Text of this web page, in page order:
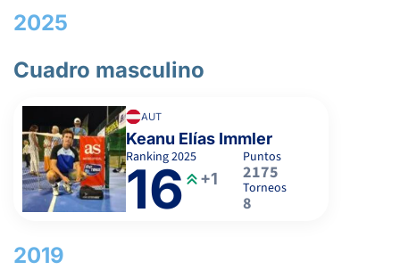
2025
Cuadro masculino
AUT
Keanu Elías Immler
Ranking2025
16 +1
Puntos
2175
Torneos
8
2019